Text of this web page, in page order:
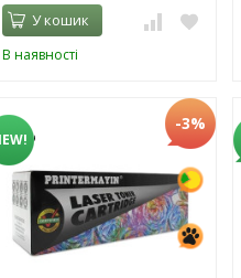
У кошик
В наявності
-3%